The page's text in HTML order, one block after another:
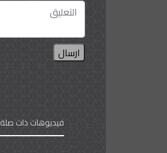
ارسال
فيديوهات ذات صلة